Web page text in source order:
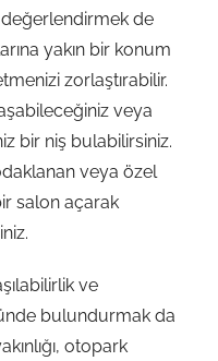
değerlendirmek de
yakın bir konum
zorlaştırabilir.
veya
bir niş bulabilirsiniz.
veya özel
salon açarak
ve
bulundurmak da
otopark